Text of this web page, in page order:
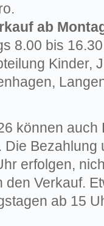
ab
8.00 bis
Kinder,
können auch
Bezahlung
erfolgen,
Verkauf.
ab 15